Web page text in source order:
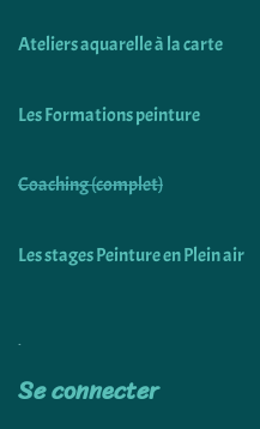
Ateliers aquarelle à la carte
Les Formations peinture
Coaching (complet)
Les stages Peinture en Plein air
Se connecter